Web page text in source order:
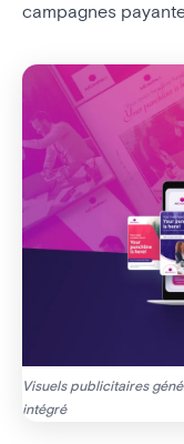
campagnes
Visuels publicitaires
intégré